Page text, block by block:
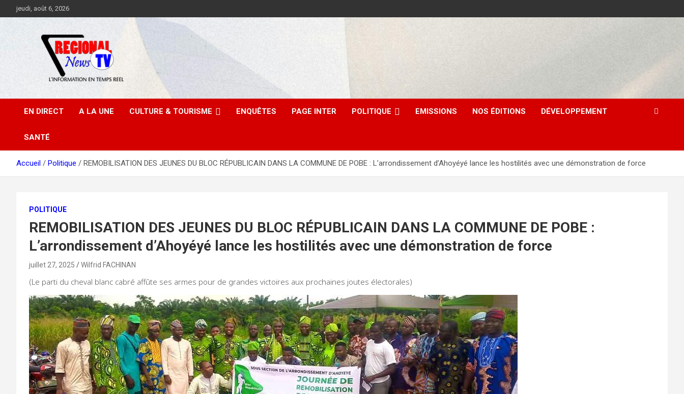
au
jeudi, août 6, 2026
EN DIRECT A LA UNE CULTURE & TOURISME ENQUÊTES PAGE INTER POLITIQUE EMISSIONS NOS ÉDITIONS DÉVELOPPEMENT
SANTÉ
Accueil Politique REMOBILISATION DES JEUNES DU BLOC RÉPUBLICAIN DANS LA COMMUNE DE POBE : L’arrondissement d’Ahoyéyé lance les hostilités avec une démonstration de force
POLITIQUE
REMOBILISATION DES JEUNES DU BLOC RÉPUBLICAIN DANS LA COMMUNE DE POBE :
L’arrondissement d’Ahoyéyé lance les hostilités avec une démonstration de force
juillet 27, 2025 Wilfrid FACHINAN
(Le parti du cheval blanc cabré affûte ses armes pour de grandes victoires aux prochaines joutes électorales)